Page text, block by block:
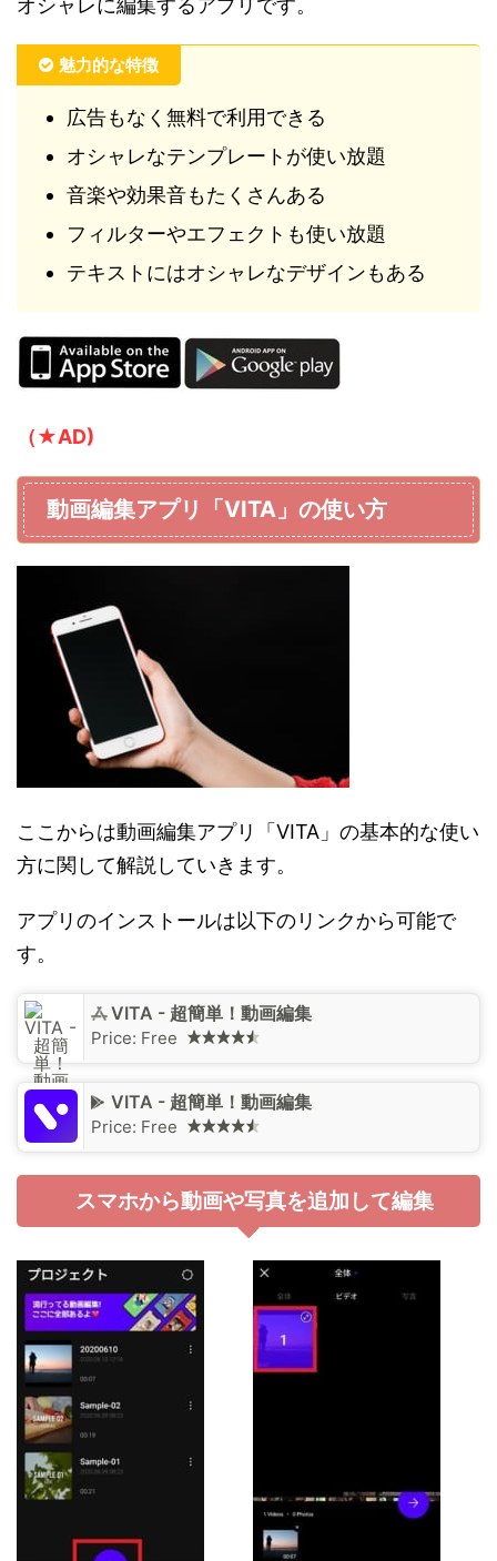
魅力的な特徴
広告もなく無料で利用できる
オシャレなテンプレートが使い放題
音楽や効果音もたくさんある
フィルターやエフェクトも使い放題
テキストにはオシャレなデザインもある
（★AD)
動画編集アプリ「VITA」の使い方
ここからは動画編集アプリ「VITA」の基本的な使い
方に関して解説していきます。
アプリのインストールは以下のリンクから可能で
す。
‎VITA - 超簡単！動画編集
Price: Free
VITA - 超簡単！動画編集
Price: Free
スマホから動画や写真を追加して編集